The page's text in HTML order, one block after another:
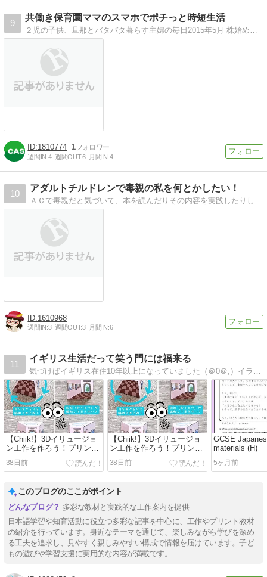
9
共働き保育園ママのスマホでポチっと時短生活
２児の子供、旦那とバタバタ暮らす主婦の毎日2015年5月 株始めました（5万円からのスタート！現在30万円で細々やってます）
1810774 1
週間IN:4 週間OUT:6 月間IN:4
10
アダルトチルドレンで毒親の私を何とかしたい！
ＡＣで毒親だと気づいて、本を読んだりその内容を実践したりしています。
1610968
週間IN:3 週間OUT:3 月間IN:6
11
イギリス生活だって笑う門には福来る
気づけばイギリス在住10年以上になっていました（＠0＠;）イラストや4コマ、イギリス生活、育児のいろいろを書いています。
【Chiik!】3Dイリュージョ
ン工作を作ろう！プリン
ト・ダウンロードページ
38日前
【Chiik!】3Dイリュージョ
ン工作を作ろう！プリン
ト・ダウンロードページ
38日前
GCSE
materials (H)
5ヶ月前
このブログのここがポイント
多彩な教材と実践的な工作案内を提供
日本語学習や知育活動に役立つ多彩な記事を中心に、工作やプリント教材
の紹介を行っています。身近なテーマを通じて、楽しみながら学びを深め
る工夫を追求し、見やすく親しみやすい構成で情報を届けています。子ど
もの遊びや学習支援に実用的な内容が満載です。